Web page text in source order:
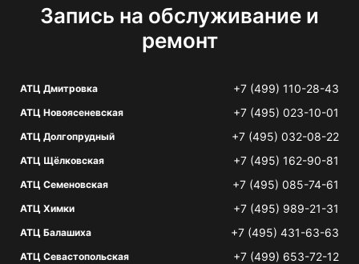
Запись на обслуживание и
ремонт
АТЦ Дмитровка +7 (499) 110-28-43
АТЦ Новоясеневская +7 (495) 023-10-01
АТЦ Долгопрудный +7 (495) 032-08-22
АТЦ Щёлковская +7 (495) 162-90-81
АТЦ Семеновская +7 (495) 085-74-61
АТЦ Химки +7 (495) 989-21-31
АТЦ Балашиха +7 (495) 431-63-63
АТЦ Севастопольская +7 (499) 653-72-12